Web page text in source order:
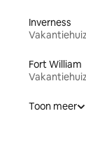
Inverness
Fort William
Toon meer